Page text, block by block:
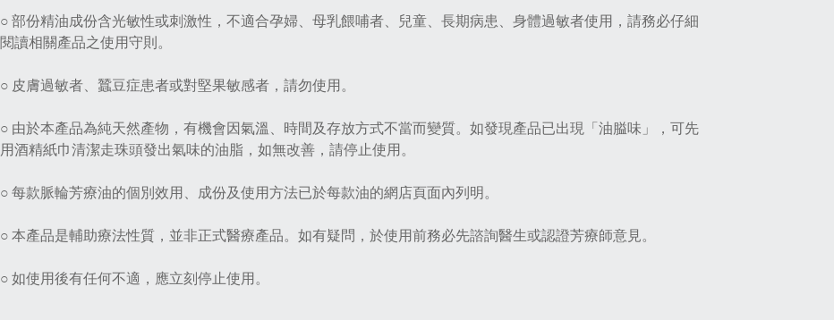
○ 部份精油成份含光敏性或刺激性，不適合孕婦、母乳餵哺者、兒童、長期病患、身體過敏者使用，請務必仔細
閱讀相關產品之使用守則。
○ 皮膚過敏者、蠶豆症患者或對堅果敏感者，請勿使用。
○ 由於本產品為純天然產物，有機會因氣溫、時間及存放方式不當而變質。如發現產品已出現「油膉味」，可先
用酒精紙巾清潔走珠頭發出氣味的油脂，如無改善，請停止使用。
○ 每款脈輪芳療油的個別效用、成份及使用方法已於每款油的網店頁面內列明。
○ 本產品是輔助療法性質，並非正式醫療產品。如有疑問，於使用前務必先諮詢醫生或認證芳療師意見。
○ 如使用後有任何不適，應立刻停止使用。